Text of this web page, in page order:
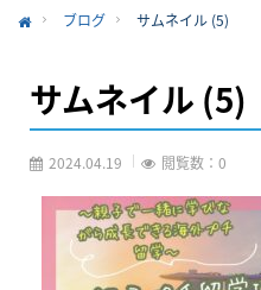
ブログ サムネイル (5)
サムネイル (5)
2024.04.19 閲覧数：0